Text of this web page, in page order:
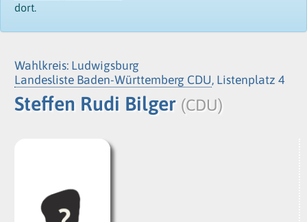
dort.
Wahlkreis: Ludwigsburg
Landesliste Baden-Württemberg CDU, Listenplatz 4
Steffen Rudi Bilger (CDU)